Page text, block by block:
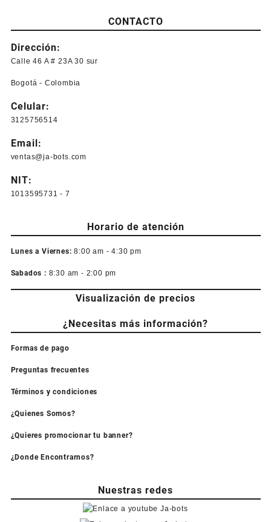
desde
$ 3.000,0
$ 5.200,0
variantes.
Las
se
elegir
en
producto
CONTACTO
Dirección:
Calle 46 A # 23A 30 sur
Bogotá - Colombia
Celular:
3125756514
Email:
ventas@ja-bots.com
NIT:
1013595731 - 7
Horario de atención
Lunes a Viernes: 8:00 am - 4:30 pm
Sabados : 8:30 am - 2:00 pm
Visualización de precios
¿Necesitas más información?
Formas de pago
Preguntas frecuentes
Términos y condiciones
¿Quienes Somos?
¿Quieres promocionar tu banner?
¿Donde Encontrarnos?
Nuestras redes